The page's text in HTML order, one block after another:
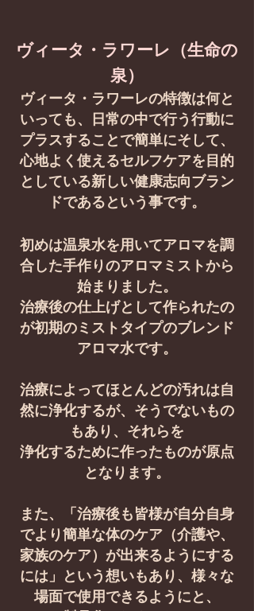
ヴィータ・ラワーレ（生命の
泉）
ヴィータ・ラワーレの特徴は何と
いっても、日常の中で行う行動に
プラスすることで簡単にそして、
心地よく使えるセルフケアを目的
としている新しい健康志向ブラン
ドであるという事です。
初めは温泉水を用いてアロマを調
合した手作りのアロマミストから
始まりました。
治療後の仕上げとして作られたの
が初期のミストタイプのブレンド
アロマ水です。
治療によってほとんどの汚れは自
然に浄化するが、そうでないもの
もあり、それらを
浄化するために作ったものが原点
となります。
また、「治療後も皆様が自分自身
でより簡単な体のケア（介護や、
家族のケア）が出来るようにする
には」という想いもあり、様々な
場面で使用できるようにと、